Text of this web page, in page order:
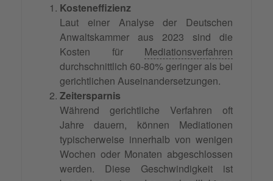
Kosteneffizienz
Laut einer Analyse der Deutschen
Anwaltskammer aus 2023 sind die
Kosten für Mediationsverfahren
durchschnittlich 60-80% geringer als bei
gerichtlichen Auseinandersetzungen.
Zeitersparnis
Während gerichtliche Verfahren oft
Jahre dauern, können Mediationen
typischerweise innerhalb von wenigen
Wochen oder Monaten abgeschlossen
werden. Diese Geschwindigkeit ist